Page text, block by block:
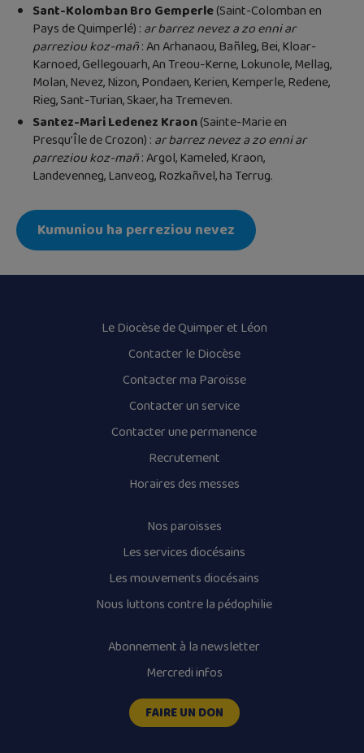
Sant-Kolomban Bro Gemperle(Saint-Colomban en
Pays de Quimperlé) : ar barrez nevez a zo enni ar
parreziou koz-mañ: An Arhanaou, Bañleg, Bei, Kloar-
Karnoed, Gellegouarh, An Treou-Kerne, Lokunole, Mellag,
Molan, Nevez, Nizon, Pondaen, Kerien, Kemperle, Redene,
Rieg, Sant-Turian, Skaer, ha Tremeven.
Santez-Mari Ledenez Kraon(Sainte-Marie en
Presqu’Île de Crozon) : ar barrez nevez a zo enni ar
parreziou koz-mañ: Argol, Kameled, Kraon,
Landevenneg, Lanveog, Rozkañvel, ha Terrug.
Kumuniou ha perreziou nevez
Le Diocèse de Quimper et Léon
Contacter le Diocèse
Contacter ma Paroisse
Contacter un service
Contacter une permanence
Recrutement
Horaires des messes
Nos paroisses
Les services diocésains
Les mouvements diocésains
Nous luttons contre la pédophilie
Abonnement à la newsletter
Mercredi infos
FAIRE UN DON